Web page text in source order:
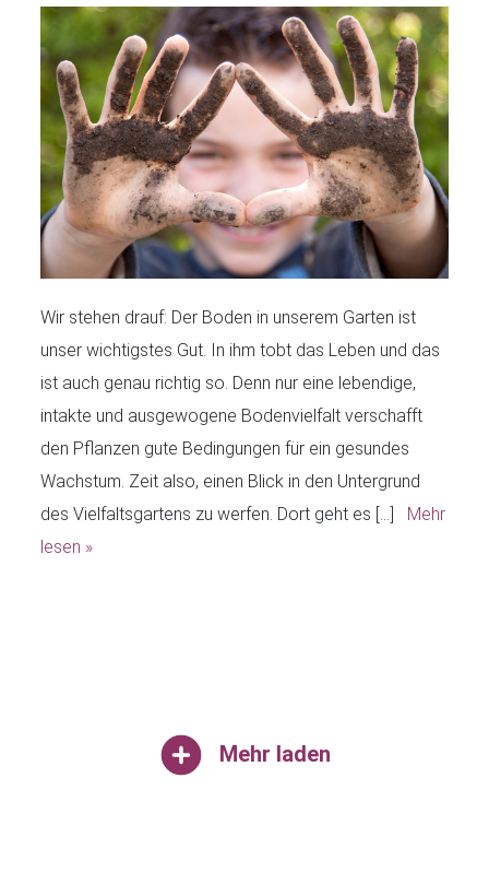
Wir stehen drauf: Der Boden in unserem Garten ist
unser wichtigstes Gut. In ihm tobt das Leben und das
ist auch genau richtig so. Denn nur eine lebendige,
intakte und ausgewogene Bodenvielfalt verschafft
den Pflanzen gute Bedingungen für ein gesundes
Wachstum. Zeit also, einen Blick in den Untergrund
des Vielfaltsgartens zu werfen. Dort geht es […] Mehr
lesen »
Mehr laden